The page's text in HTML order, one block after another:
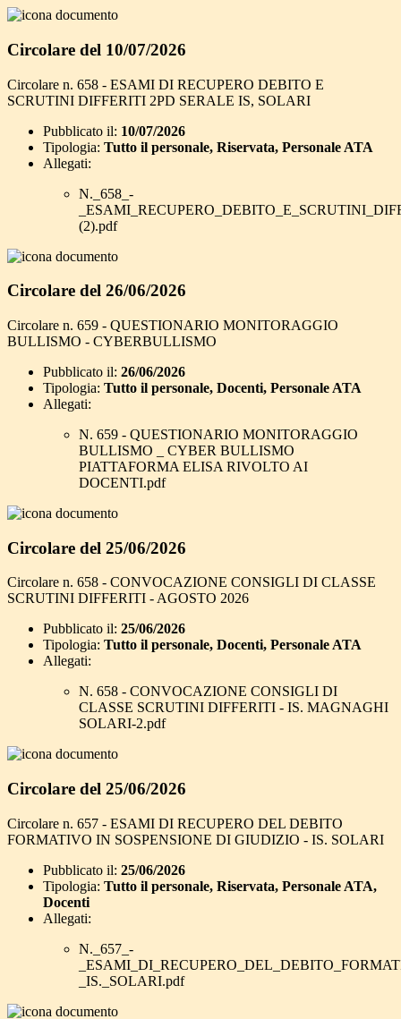
Circolare del 10/07/2026
Circolare n. 658 - ESAMI DI RECUPERO DEBITO E
SCRUTINI DIFFERITI 2PD SERALE IS, SOLARI
Pubblicato il: 10/07/2026
Tipologia: Tutto il personale, Riservata, Personale ATA
Allegati:
N._658_-
(2).pdf
Circolare del 26/06/2026
Circolare n. 659 - QUESTIONARIO MONITORAGGIO
BULLISMO - CYBERBULLISMO
Pubblicato il: 26/06/2026
Tipologia: Tutto il personale, Docenti, Personale ATA
Allegati:
N. 659 - QUESTIONARIO MONITORAGGIO
BULLISMO _ CYBER BULLISMO
PIATTAFORMA ELISA RIVOLTO AI
DOCENTI.pdf
Circolare del 25/06/2026
Circolare n. 658 - CONVOCAZIONE CONSIGLI DI CLASSE
SCRUTINI DIFFERITI - AGOSTO 2026
Pubblicato il: 25/06/2026
Tipologia: Tutto il personale, Docenti, Personale ATA
Allegati:
N. 658 - CONVOCAZIONE CONSIGLI DI
CLASSE SCRUTINI DIFFERITI - IS. MAGNAGHI
SOLARI-2.pdf
Circolare del 25/06/2026
Circolare n. 657 - ESAMI DI RECUPERO DEL DEBITO
FORMATIVO IN SOSPENSIONE DI GIUDIZIO - IS. SOLARI
Pubblicato il: 25/06/2026
Tipologia: Tutto il personale, Riservata, Personale ATA,
Docenti
Allegati:
N._657_-
_IS._SOLARI.pdf